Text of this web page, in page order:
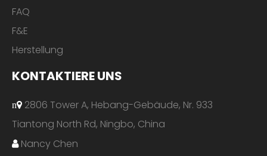
FAQ
F&E
Herstellung
KONTAKTIERE UNS
n 2806 Tower A, Hebang-Gebäude, Nr. 933
Tiantong North Rd, Ningbo, China
 Nancy Chen